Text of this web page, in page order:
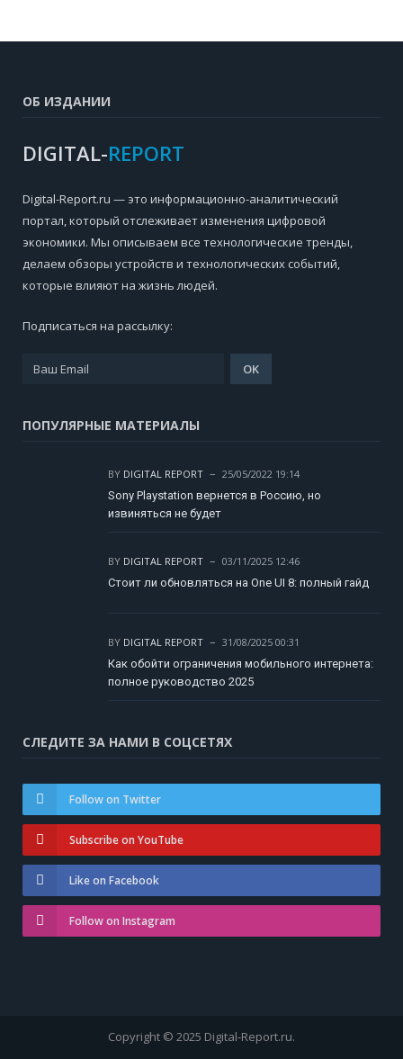
ОБ ИЗДАНИИ
DIGITAL-REPORT
Digital-Report.ru — это информационно-аналитический
портал, который отслеживает изменения цифровой
экономики. Мы описываем все технологические тренды,
делаем обзоры устройств и технологических событий,
которые влияют на жизнь людей.
Подписаться на рассылку:
ПОПУЛЯРНЫЕ МАТЕРИАЛЫ
BY DIGITAL REPORT
25/05/2022 19:14
Sony Playstation вернется в Россию, но
извиняться не будет
BY DIGITAL REPORT
03/11/2025 12:46
Стоит ли обновляться на One UI 8: полный гайд
BY DIGITAL REPORT
31/08/2025 00:31
Как обойти ограничения мобильного интернета:
полное руководство 2025
СЛЕДИТЕ ЗА НАМИ В СОЦСЕТЯХ
Follow on Twitter
Subscribe on YouTube
Like on Facebook
Follow on Instagram
Copyright © 2025 Digital-Report.ru.